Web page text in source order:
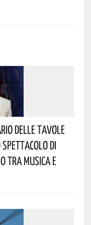
Delle Tavole
Di
Tra Musica E